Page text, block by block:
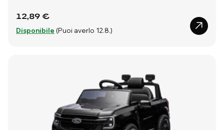
12,89 €
Disponibile (Puoi averlo 12.8.)